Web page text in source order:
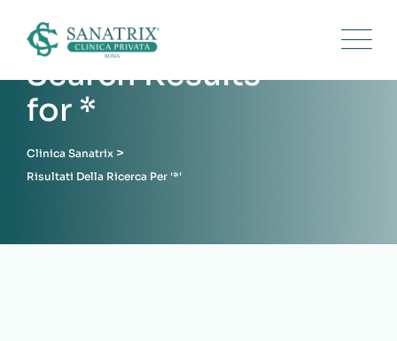
Search Results
for *
Clinica Sanatrix >
Risultati Della Ricerca Per '*'